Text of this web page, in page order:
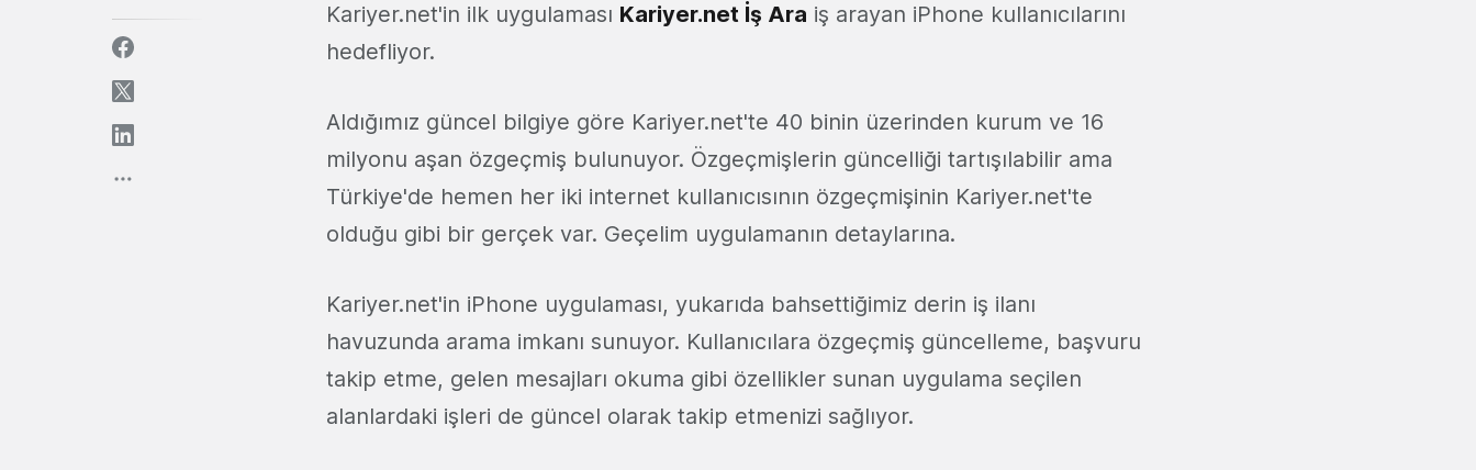
Kariyer.net'in ilk uygulaması Kariyer.net İş Ara iş arayan iPhone kullanıcılarını
hedefliyor.
Aldığımız güncel bilgiye göre Kariyer.net'te 40 binin üzerinden kurum ve 16
milyonu aşan özgeçmiş bulunuyor. Özgeçmişlerin güncelliği tartışılabilir ama
Türkiye'de hemen her iki internet kullanıcısının özgeçmişinin Kariyer.net'te
olduğu gibi bir gerçek var. Geçelim uygulamanın detaylarına.
Kariyer.net'in iPhone uygulaması, yukarıda bahsettiğimiz derin iş ilanı
havuzunda arama imkanı sunuyor. Kullanıcılara özgeçmiş güncelleme, başvuru
takip etme, gelen mesajları okuma gibi özellikler sunan uygulama seçilen
alanlardaki işleri de güncel olarak takip etmenizi sağlıyor.